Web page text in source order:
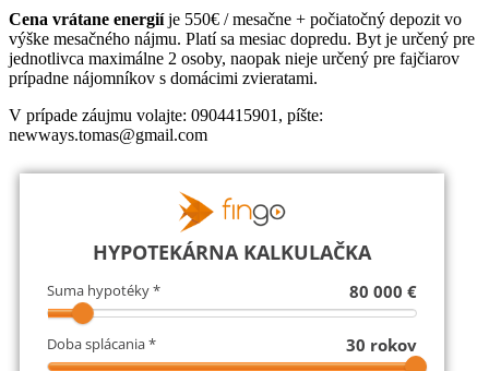
Cena vrátane energiíje 550€ / mesačne + počiatočný depozit vo
výške mesačného nájmu. Platí sa mesiac dopredu. Byt je určený pre
jednotlivca maximálne 2 osoby, naopak nieje určený pre fajčiarov
prípadne nájomníkov s domácimi zvieratami.
V prípade záujmu volajte: 0904415901, píšte:
newways.tomas@gmail.com